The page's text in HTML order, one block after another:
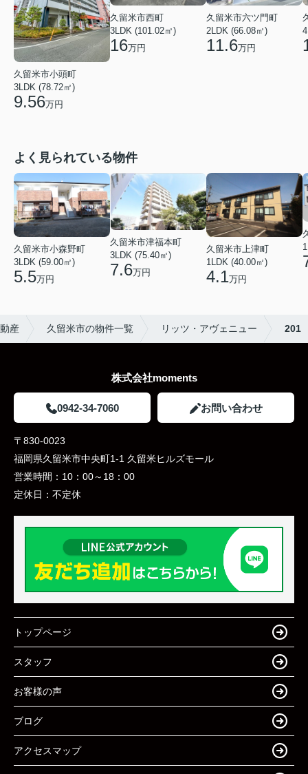
久留米市小頭町
3LDK (78.72㎡)
9.56万円
久留米市西町
3LDK (101.02㎡)
16万円
久留米市六ツ門町
2LDK (66.08㎡)
11.6万円
よく見られている物件
久留米市小森野町
3LDK (59.00㎡)
5.5万円
久留米市津福本町
3LDK (75.40㎡)
7.6万円
久留米市上津町
1LDK (40.00㎡)
4.1万円
産 久留米市の物件一覧 リッツ・アヴェニュー 201
株式会社moments
0942-34-7060 お問い合わせ
〒830-0023
福岡県久留米市中央町1-1 久留米ヒルズモール
営業時間： 10：00～18：00
定休日： 不定休
トップページ
スタッフ
お客様の声
ブログ
アクセスマップ